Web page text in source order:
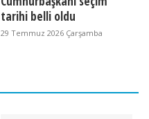
tarihi belli oldu
29 Temmuz 2026 Çarşamba